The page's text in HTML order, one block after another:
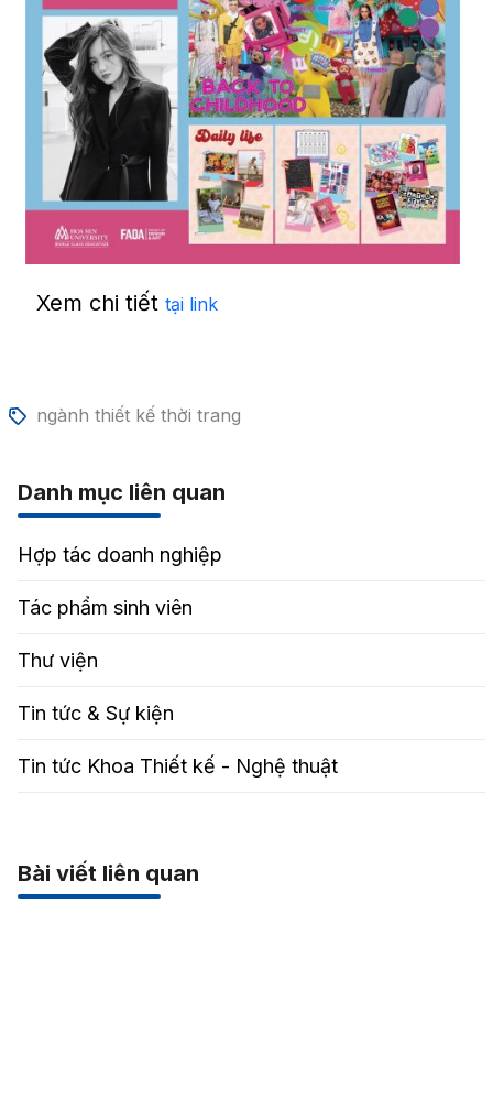
Xem chi tiết tại link
ngành thiết kế thời trang
Danh mục liên quan
Hợp tác doanh nghiệp
Tác phẩm sinh viên
Thư viện
Tin tức & Sự kiện
Tin tức Khoa Thiết kế - Nghệ thuật
Bài viết liên quan